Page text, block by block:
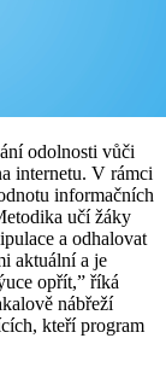
odolnosti vůči
internetu. V rámci
informačních
učí žáky
a odhalovat
aktuální a je
opřít,” říká
nábřeží
kteří program